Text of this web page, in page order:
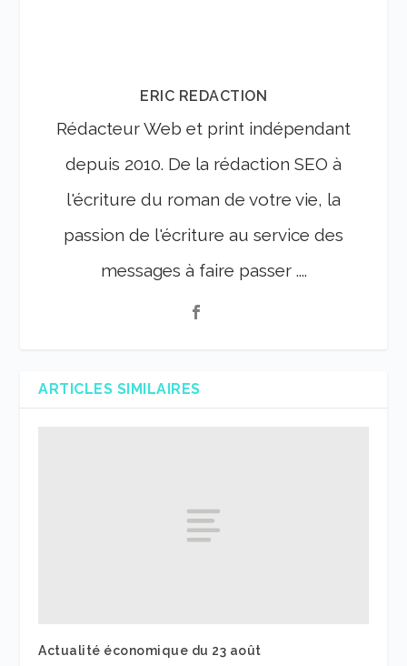
ERIC REDACTION
Rédacteur Web et print indépendant
depuis 2010. De la rédaction SEO à
l'écriture du roman de votre vie, la
passion de l'écriture au service des
messages à faire passer ....
ARTICLES SIMILAIRES
Actualité économique du 23 août